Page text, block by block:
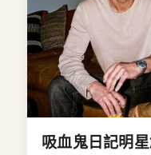
吸血鬼日記明